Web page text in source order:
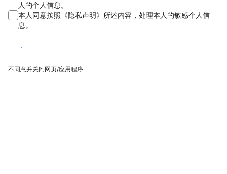
人的个人信息。
本人同意按照《隐私声明》所述内容，处理本人的敏感个人信
息。
同意
不同意并关闭网页/应用程序